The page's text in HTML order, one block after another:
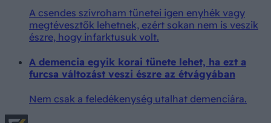
A csendes szívroham tünetei igen enyhék vagy
megtévesztők lehetnek, ezért sokan nem is veszik
észre, hogy infarktusuk volt.
A demencia egyik korai tünete lehet, ha ezt a
furcsa változást veszi észre az étvágyában
Nem csak a feledékenység utalhat demenciára.